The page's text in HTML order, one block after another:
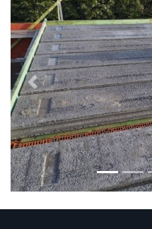
Previous